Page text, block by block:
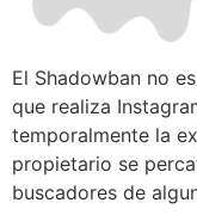
El Shadowban no
que realiza
temporalmente la
propietario se
buscadores de